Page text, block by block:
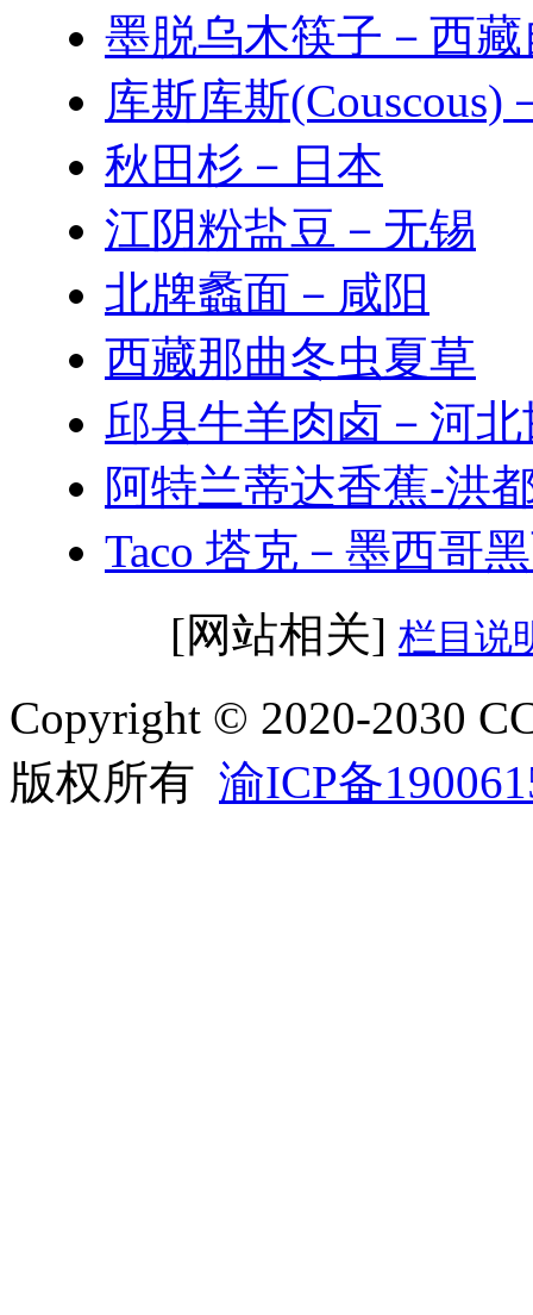
墨脱乌木筷子－西
库斯库斯(Couscous)
秋田杉－日本
江阴粉盐豆－无锡
北牌蠡面－咸阳
西藏那曲冬虫夏草
邱县牛羊肉卤－河
阿特兰蒂达香蕉-洪
Taco 塔克－墨西哥
[网站相关] 栏目说
Copyright © 2020-2030
版权所有 渝ICP备